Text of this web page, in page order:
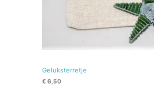
Geluksterretje
€ 6,50